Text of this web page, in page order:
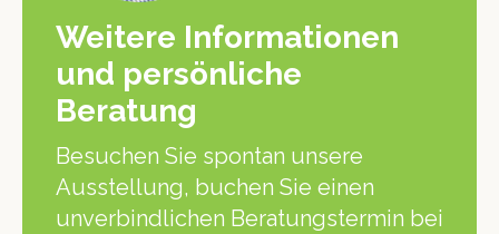
Weitere Informationen
und persönliche
Beratung
Besuchen Sie spontan unsere
Ausstellung, buchen Sie einen
unverbindlichen Beratungstermin bei